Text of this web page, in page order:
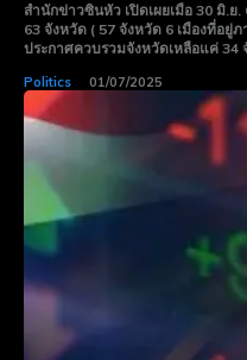
สำนักข่าวซินหัว เปิดเผยเมือ 30 มิ.ย
63 จังหวัด ( 57 จังหวัด 6 เมืองที่อยู่
ประกาศควบรวมจังหวัดเหลือแค่ 34
Politics 01/07/2025